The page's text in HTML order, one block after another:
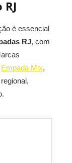
é essencial
RJ, com
Empada Mix,